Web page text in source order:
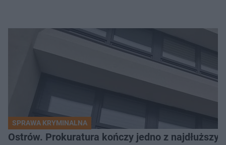
SPRAWA KRYMINALNA
Ostrów. Prokuratura kończy jedno z